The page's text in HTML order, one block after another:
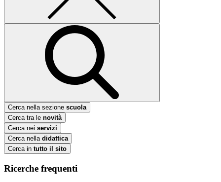
Cerca nella sezione scuola
Cerca tra le novità
Cerca nei servizi
Cerca nella didattica
Cerca in tutto il sito
Ricerche frequenti